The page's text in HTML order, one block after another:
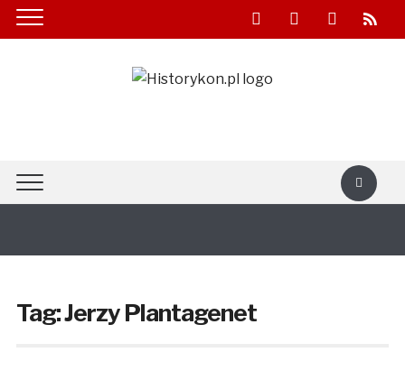
facebookyoutube twitter rss
Tag:Jerzy Plantagenet